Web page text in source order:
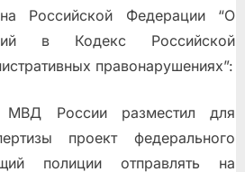
Российской Федерации “О
в Кодекс Российской
правонарушениях”:
МВД России разместил для
проект федерального
полиции отправлять на